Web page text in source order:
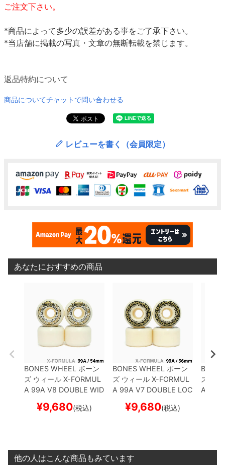
ご注文下さい。
*商品によって多少の誤差がある事をご了承下さい。
*当店舗に掲載の写真・文章の無断転載を禁じます。
返品特約について
商品についてチャットで問い合わせる
レビューを書く（会員限定）
あなたにおすすめの商品
BONES WHEEL ボーン
ズ ウィール X-FORMUL
A 99A V8 DOUBLE WID
ボード スケボー
¥9,680(税込)
BONES WHEEL ボーン
ズ ウィール X-FORMUL
A 99A V7 DOUBLE LOC
ボード スケボー
¥9,680(税込)
ズ
A 97A
他の人はこんな商品もみています